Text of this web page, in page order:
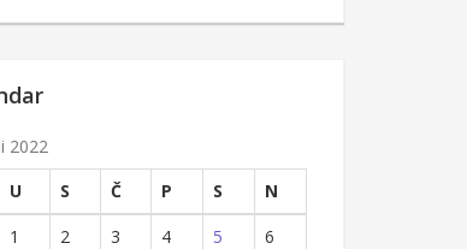
2022
U S Č P S
N
1
2 3 4 5
6